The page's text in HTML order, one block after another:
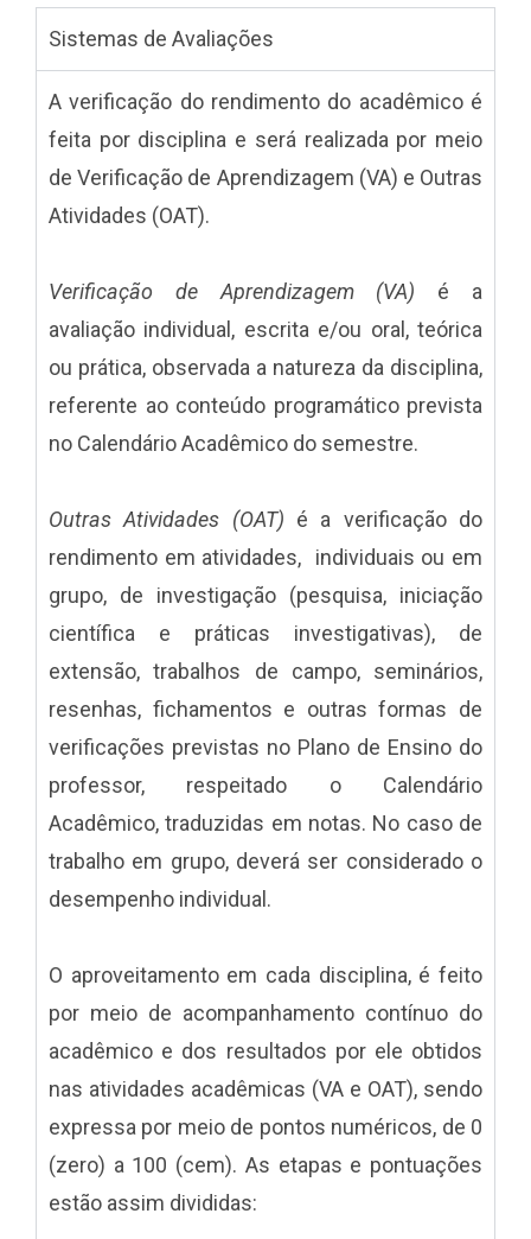
Sistemas de Avaliações
A verificação do rendimento do acadêmico é
feita por disciplina e será realizada por meio
de Verificação de Aprendizagem (VA) e Outras
Atividades (OAT).
Verificação de Aprendizagem (VA) é
a
avaliação individual, escrita e/ou oral, teórica
ou prática, observada a natureza da disciplina,
referente ao conteúdo programático prevista
no Calendário Acadêmico do semestre.
Outras Atividades (OAT) é a verificação do
rendimento em atividades, individuais ou em
grupo, de investigação (pesquisa, iniciação
científica e práticas investigativas), de
extensão, trabalhos de campo, seminários,
resenhas, fichamentos e outras formas de
verificações previstas no Plano de Ensino do
professor, respeitado o Calendário
Acadêmico, traduzidas em notas. No caso de
trabalho em grupo, deverá ser considerado o
desempenho individual.
O aproveitamento em cada disciplina, é feito
por meio de acompanhamento contínuo do
acadêmico e dos resultados por ele obtidos
nas atividades acadêmicas (VA e OAT), sendo
expressa por meio de pontos numéricos, de 0
(zero) a 100 (cem). As etapas e pontuações
estão assim divididas: